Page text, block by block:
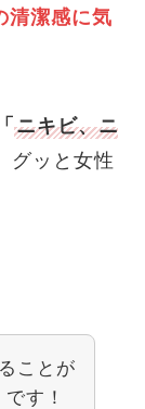
清潔感に気
「ニキビ、ニ
グッと女性
ことが
です！